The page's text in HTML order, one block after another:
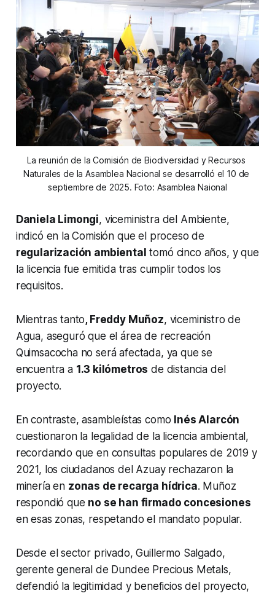
La reunión de la Comisión de Biodiversidad y Recursos
Naturales de la Asamblea Nacional se desarrolló el 10 de
septiembre de 2025. Foto: Asamblea Naional
Daniela Limongi, viceministra del Ambiente,
indicó en la Comisión que el proceso de
regularización ambiental tomó cinco años, y que
la licencia fue emitida tras cumplir todos los
requisitos.
Mientras tanto, Freddy Muñoz, viceministro de
Agua, aseguró que el área de recreación
Quimsacocha no será afectada, ya que se
encuentra a 1.3 kilómetros de distancia del
proyecto.
En contraste, asambleístas como Inés Alarcón
cuestionaron la legalidad de la licencia ambiental,
recordando que en consultas populares de 2019 y
2021, los ciudadanos del Azuay rechazaron la
minería en zonas de recarga hídrica. Muñoz
respondió que no se han firmado concesiones
en esas zonas, respetando el mandato popular.
Desde el sector privado, Guillermo Salgado,
gerente general de Dundee Precious Metals,
defendió la legitimidad y beneficios del proyecto,